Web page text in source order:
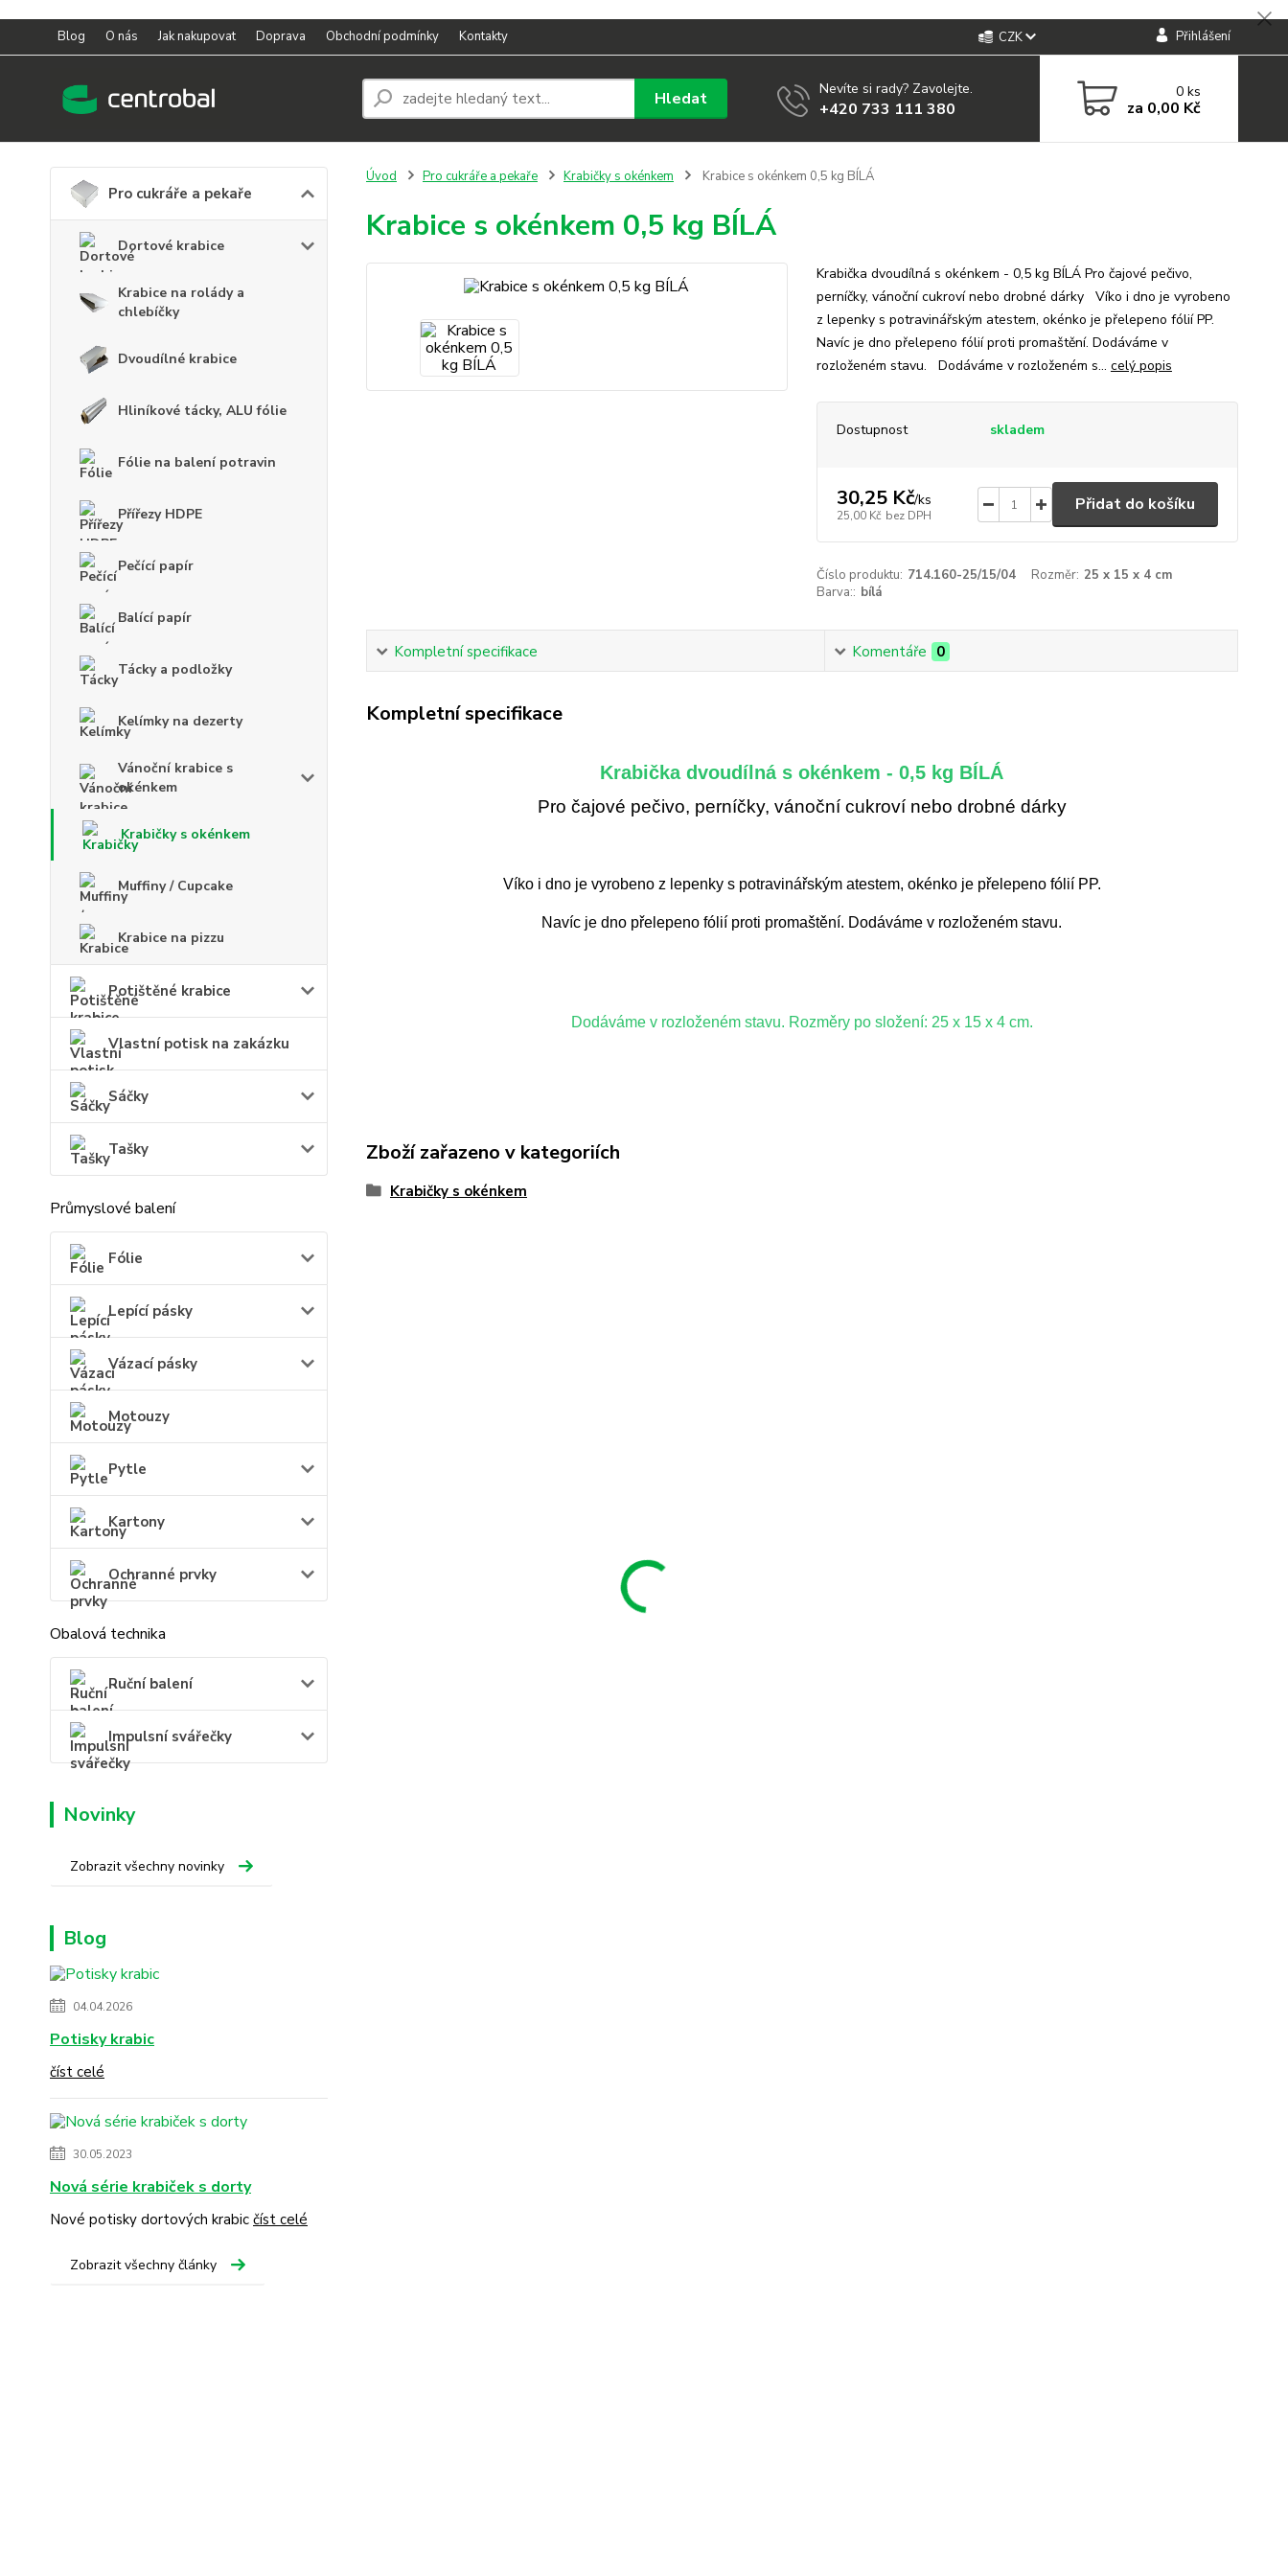
Blog O nás Jak nakupovat Doprava Obchodní podmínky Kontakty CZK Přihlášení
Hledat Nevíte si rady? Zavolejte.
+420 733 111 380
0ks
za 0,00 Kč
Pro cukráře a pekaře
Dortové krabice
Krabice na rolády a
chlebíčky
Dvoudílné krabice
Hliníkové tácky, ALU fólie
Fólie na balení potravin
Přířezy HDPE
Pečící papír
Balící papír
Tácky a podložky
Kelímky na dezerty
Vánoční krabice s
okénkem
Krabičky s okénkem
Muffiny / Cupcake
Krabice na pizzu
Potištěné krabice
Vlastní potisk na zakázku
Sáčky
Tašky
Průmyslové balení
Fólie
Lepící pásky
Vázací pásky
Motouzy
Pytle
Kartony
Ochranné prvky
Obalová technika
Ruční balení
Impulsní svářečky
Novinky
Zobrazit všechny novinky
Blog
04.04.2026
Potisky krabic
číst celé
30.05.2023
Nová série krabiček s dorty
Nové potisky dortových krabic číst celé
Zobrazit všechny články
Úvod Pro cukráře a pekaře Krabičky s okénkem Krabice s okénkem 0,5 kg BÍLÁ
Krabice s okénkem 0,5 kg BÍLÁ
Krabička dvoudílná s okénkem - 0,5 kg BÍLÁ Pro čajové pečivo,
perníčky, vánoční cukroví nebo drobné dárky Víko i dno je vyrobeno
z lepenky s potravinářským atestem, okénko je přelepeno fólií PP.
Navíc je dno přelepeno fólií proti promaštění. Dodáváme v
rozloženém stavu. Dodáváme v rozloženém s... celý popis
Dostupnost skladem
30,25 Kč/ks
25,00 Kč bez DPH
Přidat do košíku
Číslo produktu: 714.160-25/15/04 Rozměr: 25 x 15 x 4 cm
Barva:: bílá
Kompletní specifikace Komentáře 0
Kompletní specifikace
Krabička dvoudílná s okénkem - 0,5 kg BÍLÁ
Pro čajové pečivo, perníčky, vánoční cukroví nebo drobné dárky
Víko i dno je vyrobeno z lepenky s potravinářským atestem, okénko je přelepeno fólií PP.
Navíc je dno přelepeno fólií proti promaštění. Dodáváme v rozloženém stavu.
Dodáváme v rozloženém stavu. Rozměry po složení: 25 x 15 x 4 cm.
Zboží zařazeno v kategoriích
Krabičky s okénkem